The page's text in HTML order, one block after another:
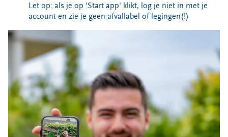
Locaties
Werken bij
Voor gemeenten
Voor leveranciers en bezoekers
Let op: als je op 'Start app' klikt, log je niet in met je
account en zie je geen afvallabel of legingen(!)